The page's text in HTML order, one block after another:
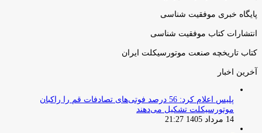
پایگاه خبری موفقیت شناسی
انتشارات کتاب موفقیت شناسی
کتاب تاریخچه صنعت موتورسیکلت ایران
آخرین اخبار
پلیس اعلام کرد: 56 درصد فوتی‌های تصادفات قم را راکبان
موتورسیکلت تشکیل می‌دهند
14 مرداد 1405 21:27